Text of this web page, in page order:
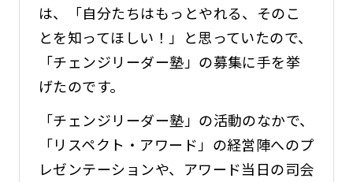
は、「自分たちはもっとやれる、そのこ
とを知ってほしい！」と思っていたので、
「チェンジリーダー塾」の募集に手を挙
げたのです。
「チェンジリーダー塾」の活動のなかで、
「リスペクト・アワード」の経営陣へのプ
レゼンテーションや、アワード当日の司会